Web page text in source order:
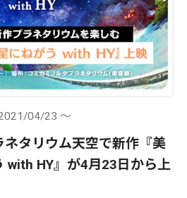
04/23 ～
ネタリウム天空で新作『美
with HY』が4月23日から上